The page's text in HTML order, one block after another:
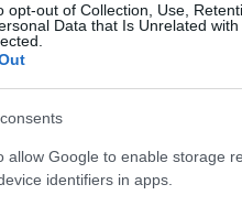
opt-out of Collection, Use,
Data that Is Unrelated
allow Google to enable storage
identifiers in apps.
01.12.17. 16:16
Najučinkovitiji
zubobolju: TREBA
SEKUNDI